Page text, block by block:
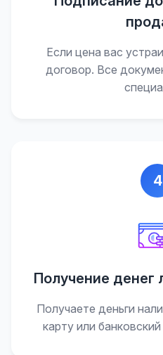
Если цена вас
договор. Все
4
Получение
Получаете деньги
карту или